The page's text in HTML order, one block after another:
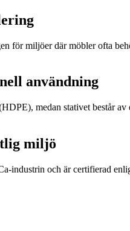
för miljöer där möbler ofta
användning
medan stativet består
miljö
industrin och är certifierad